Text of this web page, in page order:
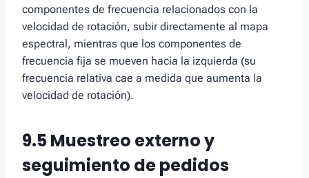
componentes de frecuencia relacionados con la
velocidad de rotación, subir directamente al mapa
espectral, mientras que los componentes de
frecuencia fija se mueven hacia la izquierda (su
frecuencia relativa cae a medida que aumenta la
velocidad de rotación).
9.5 Muestreo externo y
seguimiento de pedidos